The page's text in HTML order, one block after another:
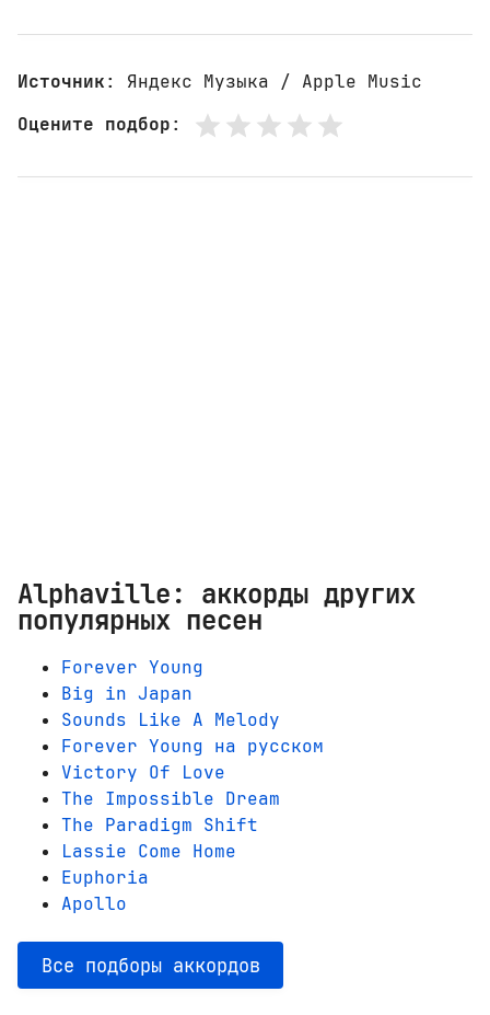
Источник: Яндекс Музыка / Apple Music
Оцените подбор:
Alphaville: аккорды других
популярных песен
Forever Young
Big in Japan
Sounds Like A Melody
Forever Young на русском
Victory Of Love
The Impossible Dream
The Paradigm Shift
Lassie Come Home
Euphoria
Apollo
Все подборы аккордов